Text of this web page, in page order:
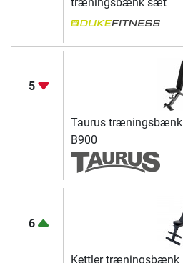
5
Taurus træningsbænk
B900
6
Kettler træningsbænk